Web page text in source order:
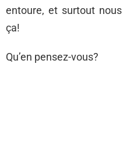
entoure, et surtout
ça!
Qu’en pensez-vous?